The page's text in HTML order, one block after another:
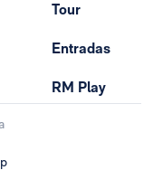
Tour
Entradas
RM Play